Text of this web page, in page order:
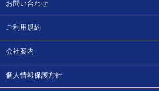
お問い合わせ
ご利用規約
会社案内
個人情報保護方針